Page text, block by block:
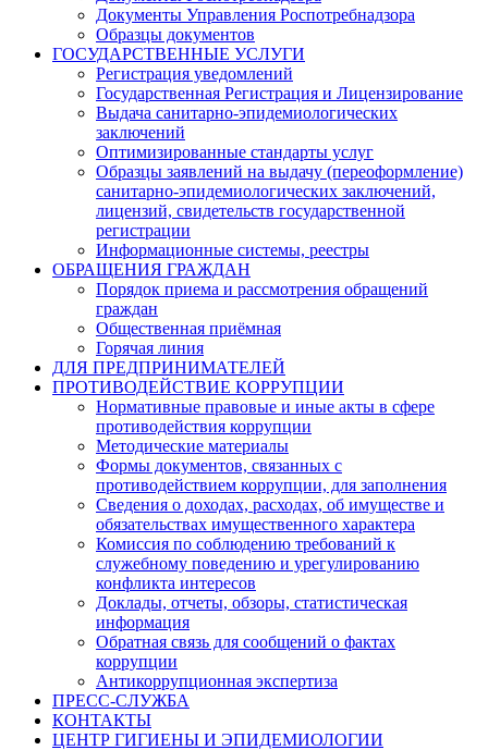
Документы Управления Роспотребнадзора
Образцы документов
ГОСУДАРСТВЕННЫЕ УСЛУГИ
Регистрация уведомлений
Государственная Регистрация и Лицензирование
Выдача санитарно-эпидемиологических
заключений
Оптимизированные стандарты услуг
Образцы заявлений на выдачу (переоформление)
санитарно-эпидемиологических заключений,
лицензий, свидетельств государственной
регистрации
Информационные системы, реестры
ОБРАЩЕНИЯ ГРАЖДАН
Порядок приема и рассмотрения обращений
граждан
Общественная приёмная
Горячая линия
ДЛЯ ПРЕДПРИНИМАТЕЛЕЙ
ПРОТИВОДЕЙСТВИЕ КОРРУПЦИИ
Нормативные правовые и иные акты в сфере
противодействия коррупции
Методические материалы
Формы документов, связанных с
противодействием коррупции, для заполнения
Сведения о доходах, расходах, об имуществе и
обязательствах имущественного характера
Комиссия по соблюдению требований к
служебному поведению и урегулированию
конфликта интересов
Доклады, отчеты, обзоры, статистическая
информация
Обратная связь для сообщений о фактах
коррупции
Антикоррупционная экспертиза
ПРЕСС-СЛУЖБА
КОНТАКТЫ
ЦЕНТР ГИГИЕНЫ И ЭПИДЕМИОЛОГИИ